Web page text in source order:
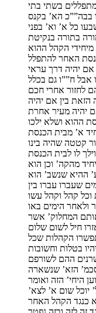
בשתי בתי
בבה””כ הא’ בקנס
כל א’ וא’ בפני
בתורה בנקיטת
הקהל ההוא
האחר להתפלל
אם יהיה דרך עראי
ח””ו גם בכלל
לחזור אחרי חכם
בין אם יהיה
יהיה מעיר אחרת
ההוא ושלא ילכו
א’ מבית הכנסת
קטטה שהיה בינו
לו לבית הכנסת
מהקה’ וכן הוא
ההיא שנשב’ הוא
שעברו עברו בין
קהל וקהל עשו
ולאחר הימים באו
המחלוק’ אשר
חיל לשום שלום
הקהלות שכל
בטלות וחשובות
ההם לשורפם
הזא’ שנשארה
היחי’ הזה ואומר
שום א’ לצא’
כנגד הקהל האחר